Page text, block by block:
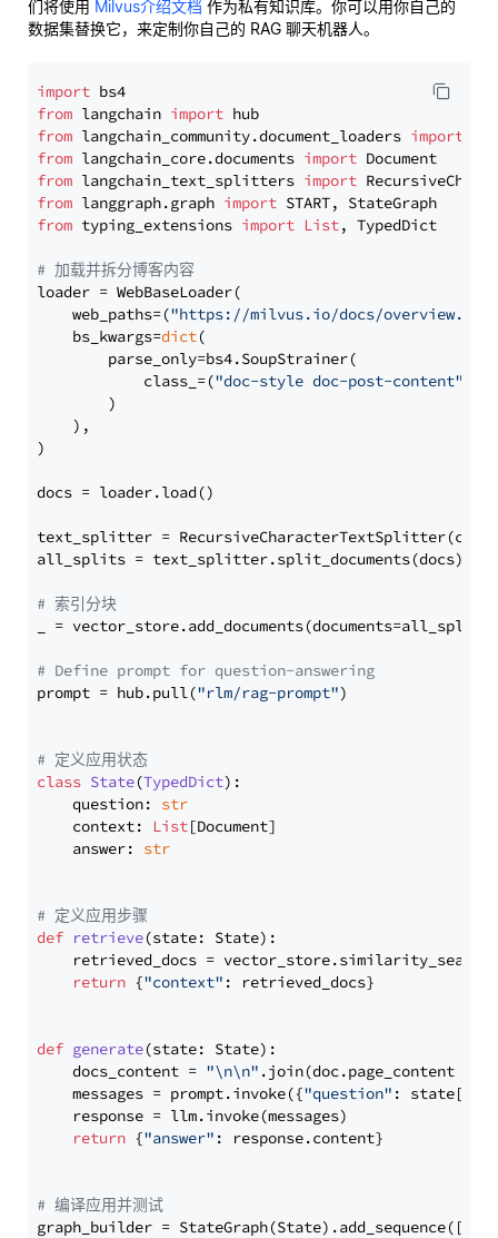
们将使用 Milvus介绍文档 作为私有知识库。你可以用你自己的
数据集替换它，来定制你自己的 RAG 聊天机器人。
import
from langchain import
from langchain_community.document_loaders import
from langchain_core.documents import
from langchain_text_splitters import
from langgraph.graph import
from typing_extensions import List, TypedDict
# 加载并拆分博客内容
loader = WebBaseLoader(
    web_paths=(
"https://milvus.io/docs/overview.md"
    bs_kwargs=
dict(
        parse_only=bs4.SoupStrainer(
            class_=(
"doc-style doc-post-content"
        )
    ),
)
docs = loader.load()
text_splitter =
all_splits = text_splitter.split_documents(docs)
# 索引分块
_ = vector_store.add_documents(documents=all_splits)
# Define prompt for question-answering
prompt = hub.pull("rlm/rag-prompt")
# 定义应用状态
class State(TypedDict):
    question:
str
    context:
List[Document]
    answer:
str
# 定义应用步骤
def retrieve(state: State):
retrieved_docs =
return {"context" : retrieved_docs}
def generate(state: State):
    docs_content =
"\n\n" .join(doc.page_content
    messages = prompt.invoke({
"question" : state[
    response = llm.invoke(messages)
return {"answer" : response.content}
# 编译应用并测试
graph_builder =